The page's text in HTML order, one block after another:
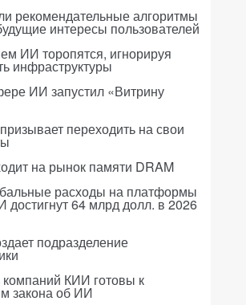
рекомендательные алгоритмы
интересы пользователей
ИИ торопятся, игнорируя
инфраструктуры
ИИ запустил «Витрину
переходить на свои
на рынок памяти DRAM
расходы на платформы
достигнут 64 млрд долл. в 2026
подразделение
компаний КИИ готовы к
закона об ИИ